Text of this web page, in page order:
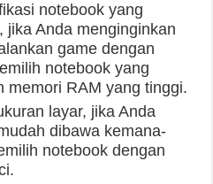
notebook yang
jika Anda menginginkan
game dengan
notebook yang
memori RAM yang tinggi.
layar, jika Anda
dibawa kemana-
notebook dengan